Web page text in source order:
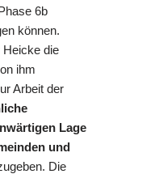
6b
können.
Heicke die
ihm
Arbeit der
Lage
und
Die